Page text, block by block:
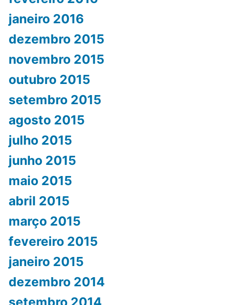
janeiro 2016
dezembro 2015
novembro 2015
outubro 2015
setembro 2015
agosto 2015
julho 2015
junho 2015
maio 2015
abril 2015
março 2015
fevereiro 2015
janeiro 2015
dezembro 2014